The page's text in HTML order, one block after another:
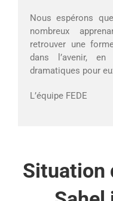
Nous espérons
nombreux
retrouver une
dans l’avenir,
dramatiques pour
L’équipe FEDE
Situation